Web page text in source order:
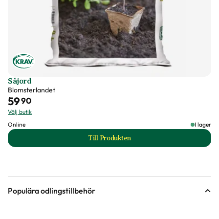
Såjord
Blomsterlandet
5990
Välj butik
Online
I lager
Till Produkten
till Såjord produktsida
Populära odlingstillbehör